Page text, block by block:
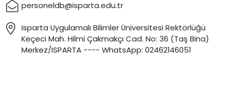
personeldb@isparta.edu.tr
Isparta Uygulamalı Bilimler Üniversitesi Rektörlüğü
Keçeci Mah. Hilmi Çakmakçı Cad. No: 36 (Taş Bina)
Merkez/ISPARTA ---- WhatsApp: 02462146051